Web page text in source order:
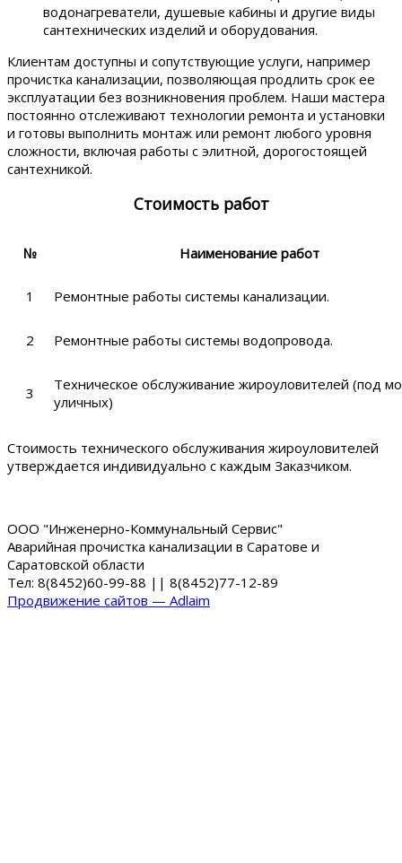
водонагреватели, душевые кабины и другие виды
сантехнических изделий и оборудования.
Клиентам доступны и сопутствующие услуги, например
прочистка канализации, позволяющая продлить срок ее
эксплуатации без возникновения проблем. Наши мастера
постоянно отслеживают технологии ремонта и установки
и готовы выполнить монтаж или ремонт любого уровня
сложности, включая работы с элитной, дорогостоящей
сантехникой.
Стоимость работ
№ Наименование работ
1 Ремонтные работы системы канализации.
2 Ремонтные работы системы водопровода.
3
Техническое обслуживание жироуловителей (под
уличных)
Стоимость технического обслуживания жироуловителей
утверждается индивидуально с каждым Заказчиком.
ООО "Инженерно-Коммунальный Сервис"
Аварийная прочистка канализации в Саратове и
Саратовской области
Тел: 8(8452)60-99-88 || 8(8452)77-12-89
Продвижение сайтов — Adlaim